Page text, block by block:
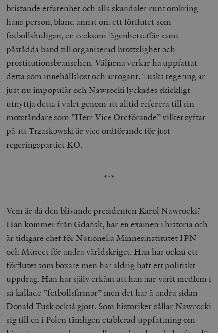
bristande erfarenhet och alla skandaler runt omkring
hans person, bland annat om ett förflutet som
fotbollshuligan, en tveksam lägenhetsaffär samt
påstådda band till organiserad brottslighet och
prostitutionsbranschen. Väljarna verkar ha uppfattat
detta som innehållslöst och arrogant. Tusks regering är
just nu impopulär och Nawrocki lyckades skickligt
utnyttja detta i valet genom att alltid referera till sin
motståndare som ”Herr Vice Ordförande” vilket syftar
på att Trzaskowski är vice ordförande för just
regeringspartiet KO.
***
Vem är då den blivande presidenten Karol Nawrocki?
Han kommer från Gdańsk, har en examen i historia och
är tidigare chef för Nationella Minnesinstitutet IPN
och Museet för andra världskriget. Han har också ett
förflutet som boxare men har aldrig haft ett politiskt
uppdrag. Han har själv erkänt att han har varit medlem i
så kallade ”fotbollsfirmor” men det har å andra sidan
Donald Tusk också gjort. Som historiker sållar Nawrocki
sig till en i Polen tämligen etablerad uppfattning om